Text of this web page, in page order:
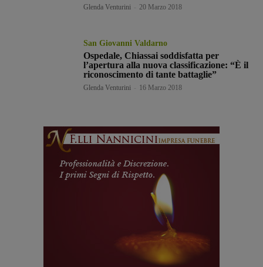
Glenda Venturini 20 Marzo 2018
San Giovanni Valdarno
Ospedale, Chiassai soddisfatta per
l’apertura alla nuova classificazione: “È il
riconoscimento di tante battaglie”
Glenda Venturini 16 Marzo 2018